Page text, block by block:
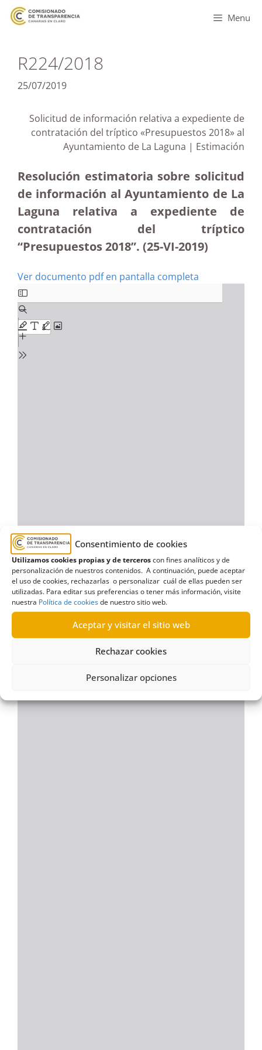
Consentimiento de cookies
Utilizamos cookies propias y de terceroscon fines analíticos y de
personalización de nuestros contenidos. A continuación, puede aceptar
el uso de cookies, rechazarlas o personalizar cuál de ellas pueden ser
utilizadas. Para editar sus preferencias o tener más información, visite
nuestra Política de cookiesde nuestro sitio web.
Aceptar y visitar el sitio web
Rechazar cookies
Personalizar opciones
Menu
R224/2018
25/07/2019
Solicitud de información relativa a expediente de
contratación del tríptico «Presupuestos 2018» al
Ayuntamiento de La Laguna | Estimación
Resolución estimatoria sobre solicitud
de información al Ayuntamiento de La
Laguna relativa a expediente de
contratación del tríptico
“Presupuestos 2018”. (25-VI-2019)
Ver documento pdf en pantalla completa